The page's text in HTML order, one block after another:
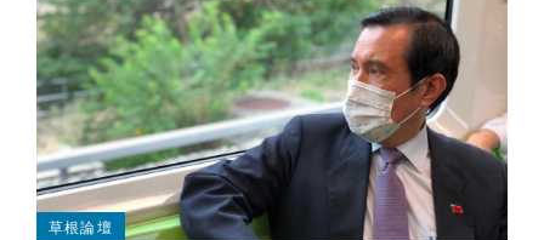
草根論壇